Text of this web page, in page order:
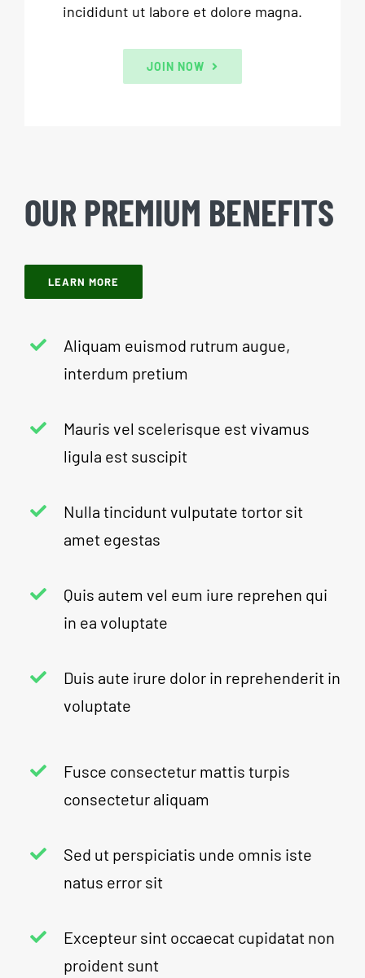
incididunt ut labore et dolore magna.
JOIN NOW
OUR PREMIUM BENEFITS
LEARN MORE
Aliquam euismod rutrum augue,
interdum pretium
Mauris vel scelerisque est vivamus
ligula est suscipit
Nulla tincidunt vulputate tortor sit
amet egestas
Quis autem vel eum iure reprehen qui
in ea voluptate
Duis aute irure dolor in reprehenderit in
voluptate
Fusce consectetur mattis turpis
consectetur aliquam
Sed ut perspiciatis unde omnis iste
natus error sit
Excepteur sint occaecat cupidatat non
proident sunt